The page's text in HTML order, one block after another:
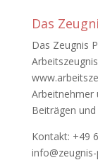
Das
Das Zeugnis
Arbeitnehmer
Beiträgen
Kontakt: +49